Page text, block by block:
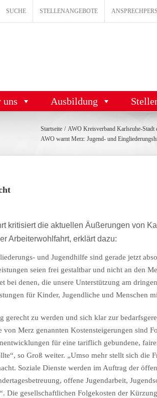
SUCHE STELLENANGEBOTE
uns Ausbildung
Startseite AWO Kreisverband Karlsruhe-Stadt
AWO warnt Merz: Jugend- und
kritisiert die aktuellen Äußerungen von
Arbeiterwohlfahrt, erklärt dazu:
und Jugendhilfe sind gerade jetzt
seien frei gestaltbar und nicht an den
denen, die unsere Unterstützung am
für Kinder, Jugendliche und Menschen
zu werden und sich klar zur
Merz genannten Kostensteigerungen sind
für eine tariflich gebundene,
so Groß weiter. „Umso mehr stellt sich die
Soziale Dienste werden im Auftrag der
offene Jugendarbeit,
gesellschaftlichen Folgekosten der